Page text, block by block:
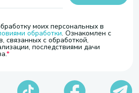
моих персональных в
обработки. Ознакомлен с
связанных с обработкой,
последствиями дачи